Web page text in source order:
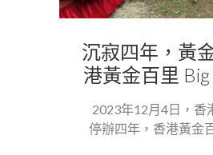
沉寂四年，黃
港黃金百里 Big
2023年12月4日，香
停辦四年，香港黃金